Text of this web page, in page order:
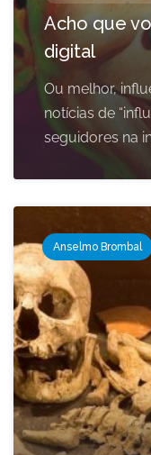
Acho que
digital
Ou melhor,
notícias de
seguidores na
Anselmo Brombal